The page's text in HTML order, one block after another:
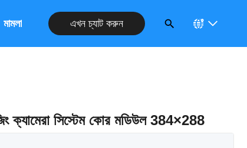
মামলা এখন চ্যাট করুন
ক্যামেরা সিস্টেম কোর মডিউল 384×288